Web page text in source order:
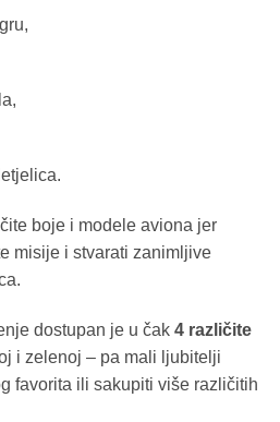
boje i modele aviona jer
misije i stvarati zanimljive
dostupan je u čak 4 različite
i zelenoj – pa mali ljubitelji
favorita ili sakupiti više različitih